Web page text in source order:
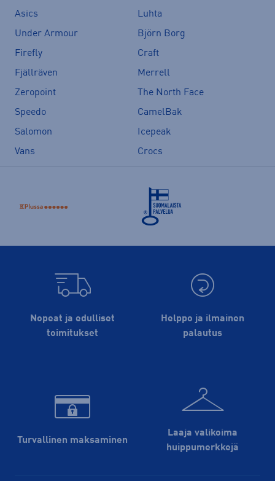
Asics
Luhta
Under Armour
Björn Borg
Firefly
Craft
Fjällräven
Merrell
Zeropoint
The North Face
Speedo
CamelBak
Salomon
Icepeak
Vans
Crocs
Nopeat ja edulliset
toimitukset
Helppo ja ilmainen
palautus
Turvallinen maksaminen
Laaja valikoima
huippu­merkkejä